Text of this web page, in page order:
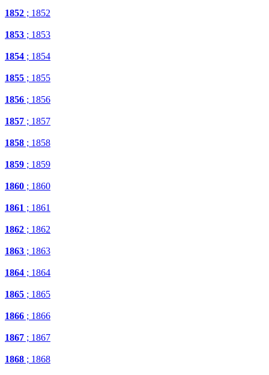
1852 ; 1852
1853 ; 1853
1854 ; 1854
1855 ; 1855
1856 ; 1856
1857 ; 1857
1858 ; 1858
1859 ; 1859
1860 ; 1860
1861 ; 1861
1862 ; 1862
1863 ; 1863
1864 ; 1864
1865 ; 1865
1866 ; 1866
1867 ; 1867
1868 ; 1868